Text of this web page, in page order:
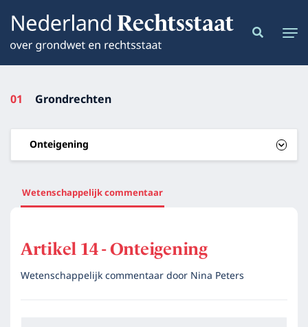
01 Grondrechten
Onteigening
Wetenschappelijk commentaar
Artikel 14 - Onteigening
Wetenschappelijk commentaar door Nina Peters